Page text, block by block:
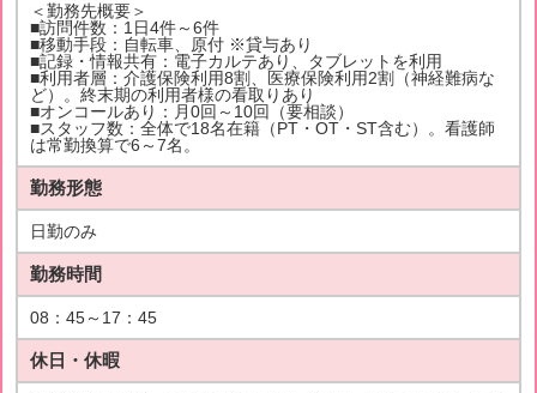
＜勤務先概要＞
■訪問件数：1日4件～6件
■移動手段：自転車、原付 ※貸与あり
■記録・情報共有：電子カルテあり、タブレットを利用
■利用者層：介護保険利用8割、医療保険利用2割（神経難病な
ど）。終末期の利用者様の看取りあり
■オンコールあり：月0回～10回（要相談）
■スタッフ数：全体で18名在籍（PT・OT・ST含む）。看護師
は常勤換算で6～7名。
勤務形態
日勤のみ
勤務時間
08：45～17：45
休日・休暇